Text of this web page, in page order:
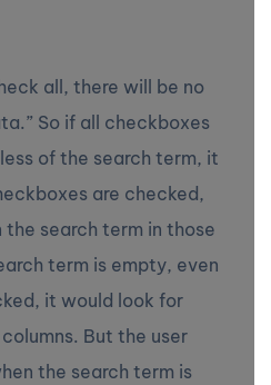
all, there will be no
So if all checkboxes
of the search term, it
are checked,
search term in those
term is empty, even
it would look for
But the user
the search term is